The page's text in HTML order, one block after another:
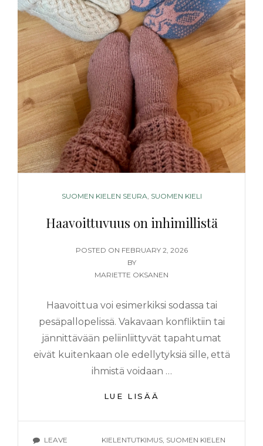
CATEGORIES
SUOMEN KIELEN SEURA, SUOMEN KIELI
Haavoittuvuus on inhimillistä
POSTED ON POSTED
ON
FEBRUARY 2, 2026
BY
MARIETTE OKSANEN
Haavoittua voi esimerkiksi sodassa tai
pesäpallopelissä. Vakavaan konfliktiin tai
jännittävään peliinliittyvät tapahtumat
eivät kuitenkaan ole edellytyksiä sille, että
ihmistä voidaan …
LUE LISÄÄ
INHIMILLISTÄ
LEAVE TAGS
KIELENTUTKIMUS, SUOMEN KIELEN